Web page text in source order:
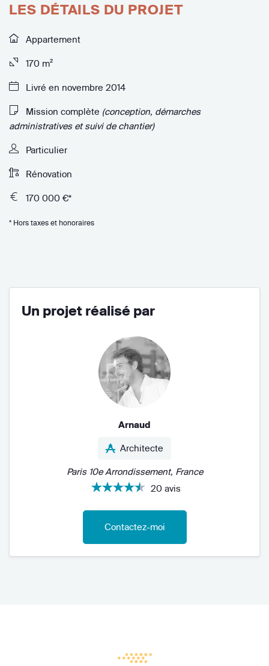
LES DÉTAILS DU PROJET
Appartement
170 m²
Livré en novembre 2014
Mission complète (conception, démarches
administratives et suivi de chantier)
Particulier
Rénovation
170 000 €*
* Hors taxes et honoraires
Un projet réalisé par
Arnaud
Architecte
Paris 10e Arrondissement, France
20 avis
Contactez-moi